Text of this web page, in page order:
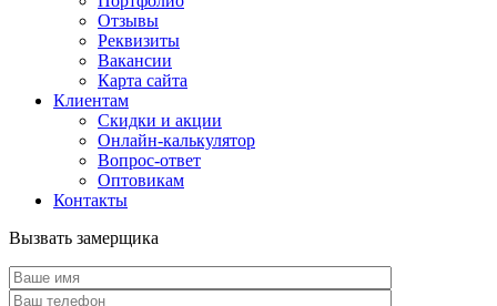
Отзывы
Реквизиты
Вакансии
Карта сайта
Клиентам
Скидки и акции
Онлайн-калькулятор
Вопрос-ответ
Оптовикам
Контакты
Вызвать замерщика